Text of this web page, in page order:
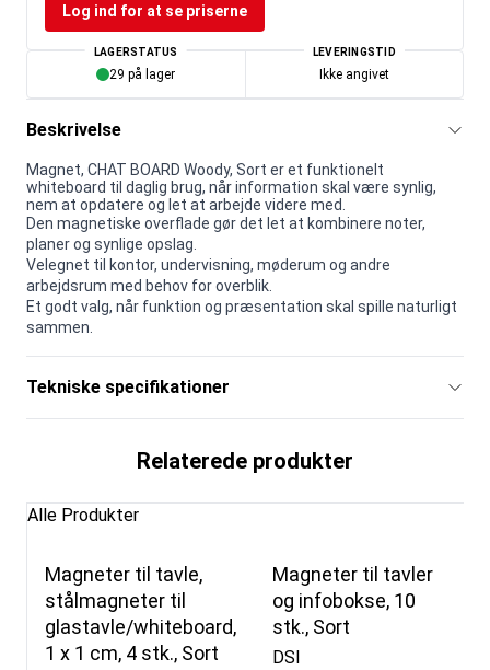
Log ind for at se priserne
LAGERSTATUS
29 på lager
LEVERINGSTID
Ikke angivet
Beskrivelse
Magnet, CHAT BOARD Woody, Sort er et funktionelt
whiteboard til daglig brug, når information skal være synlig,
nem at opdatere og let at arbejde videre med.
Den magnetiske overflade gør det let at kombinere noter,
planer og synlige opslag.
Velegnet til kontor, undervisning, møderum og andre
arbejdsrum med behov for overblik.
Et godt valg, når funktion og præsentation skal spille naturligt
sammen.
Tekniske specifikationer
Relaterede produkter
Alle Produkter
Magneter til tavle,
stålmagneter til
glastavle/whiteboard,
1 x 1 cm, 4 stk., Sort
Magneter til tavler
og infobokse, 10
stk., Sort
DSI